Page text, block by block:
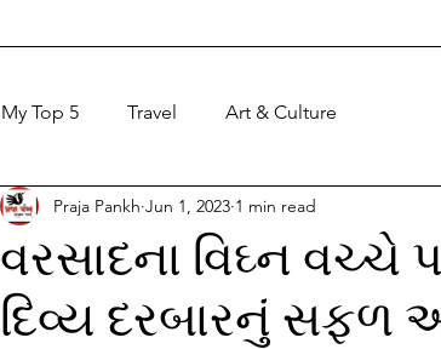
My Top 5 Travel Art & Culture
વરસાદના વિઘ્ન વચ્ચે
દિવ્ય દરબારનું
Praja Pankh Jun 1, 2023 1 min read